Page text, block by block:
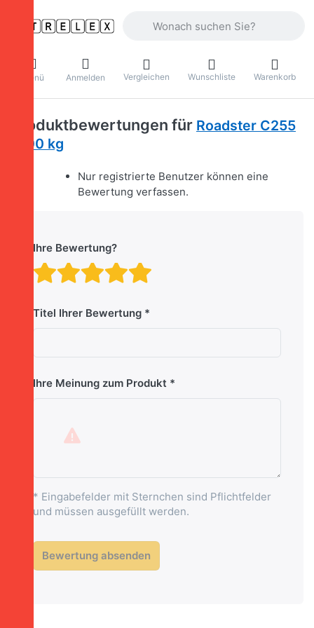
Menü Anmelden Vergleichen Wunschliste Warenkorb
Produktbewertungen für Roadster C255
1300 kg
Nur registrierte Benutzer können eine
Bewertung verfassen.
Ihre Bewertung?
Bewertung: 4 von
Bewertung: 3 von 5
Bewertung: 2 von 5
Bewertung: 1 von 5
Titel Ihrer Bewertung
Ihre Meinung zum Produkt
* Eingabefelder mit Sternchen sind Pflichtfelder
und müssen ausgefüllt werden.
Bewertung absenden